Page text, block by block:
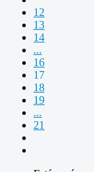
12
13
14
...
16
17
18
19
...
21